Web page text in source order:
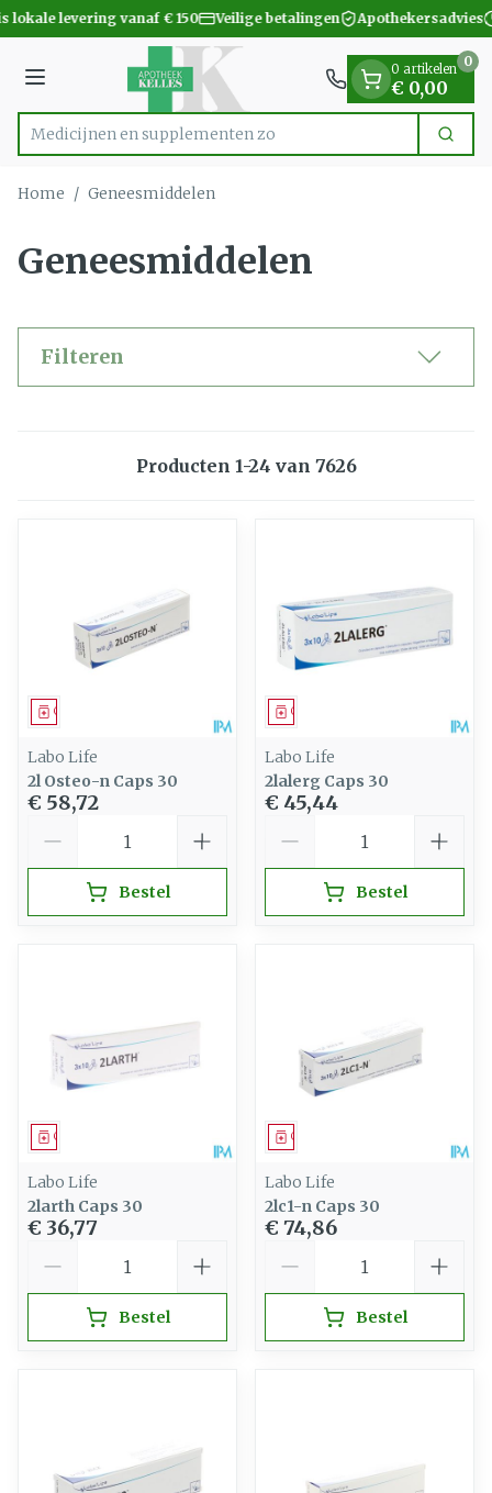
Ga naar de inhoud
1 van 1
lokale levering vanaf € 150 Veilige betalingen Apothekersadvies
Menu
Product, merk, categorie...
Medicijnen e Zoek
0 artikelen
€ 0,00
0
Home / Geneesmiddelen
Geneesmiddelen
Filteren
Producten 1-24 van 7626
Geneesmiddel
Labo Life
2l Osteo-n Caps 30
€ 58,72
Bestel
Geneesmiddel
Labo Life
2lalerg Caps 30
€ 45,44
Bestel
Geneesmiddel
Labo Life
2larth Caps 30
€ 36,77
Bestel
Geneesmiddel
Labo Life
2lc1-n Caps 30
€ 74,86
Bestel